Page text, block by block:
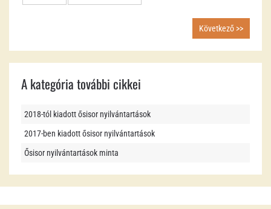
Következő >>
A kategória további cikkei
2018-tól kiadott ősisor nyilvántartások
2017-ben kiadott ősisor nyilvántartások
Ősisor nyilvántartások minta